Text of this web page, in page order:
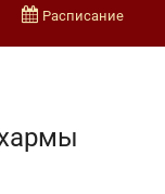
Расписание